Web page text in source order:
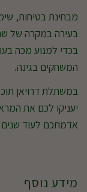
מבחינת בטיחות,
בעירה במקרה של
בכדי למנוע מכה
המשחקים בגינה.
במשתלת דרויאן
יעניקו לכם את
אדמתכם לעוד שנים
מידע נוסף